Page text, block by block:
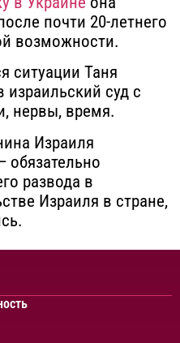
почти 20-летнего
возможности.
ситуации Таня
суд с
нервы, время.
Израиля
обязательно
развода в
Израиля в стране,
.